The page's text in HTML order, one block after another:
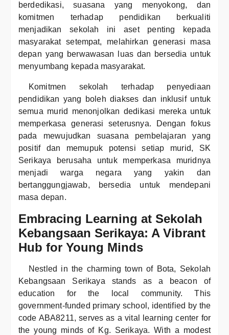
berdedikasi, suasana yang menyokong, dan
komitmen terhadap pendidikan berkualiti
menjadikan sekolah ini aset penting kepada
masyarakat setempat, melahirkan generasi masa
depan yang berwawasan luas dan bersedia untuk
menyumbang kepada masyarakat.
Komitmen sekolah terhadap penyediaan
pendidikan yang boleh diakses dan inklusif untuk
semua murid menonjolkan dedikasi mereka untuk
memperkasa generasi seterusnya. Dengan fokus
pada mewujudkan suasana pembelajaran yang
positif dan memupuk potensi setiap murid, SK
Serikaya berusaha untuk memperkasa muridnya
menjadi warga negara yang yakin dan
bertanggungjawab, bersedia untuk mendepani
masa depan.
Embracing Learning at Sekolah
Kebangsaan Serikaya: A Vibrant
Hub for Young Minds
Nestled in the charming town of Bota, Sekolah
Kebangsaan Serikaya stands as a beacon of
education for the local community. This
government-funded primary school, identified by the
code ABA8211, serves as a vital learning center for
the young minds of Kg. Serikaya. With a modest